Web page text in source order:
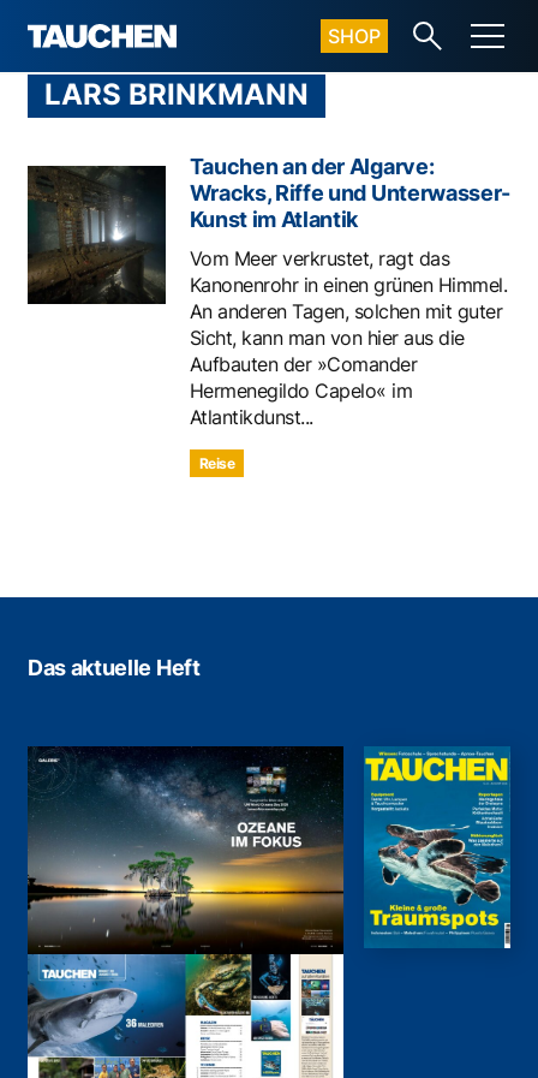
SHOP
LARS BRINKMANN
Tauchen an der Algarve:
Wracks, Riffe und Unterwasser-
Kunst im Atlantik
Vom Meer verkrustet, ragt das
Kanonenrohr in einen grünen Himmel.
An anderen Tagen, solchen mit guter
Sicht, kann man von hier aus die
Aufbauten der »Comander
Hermenegildo Capelo« im
Atlantikdunst...
Reise
Das aktuelle Heft